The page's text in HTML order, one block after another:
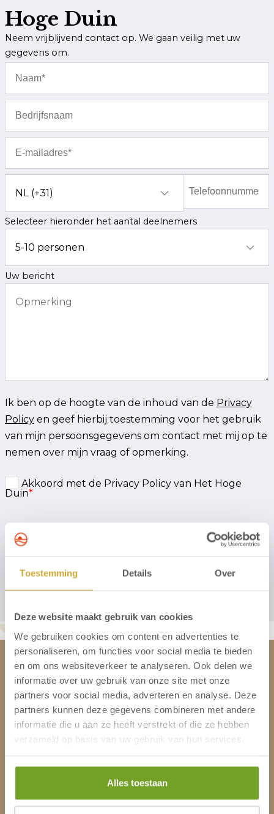
Toestemming Details Over
Deze website maakt gebruik van cookies
We gebruiken cookies om content en advertenties te
personaliseren, om functies voor social media te bieden
en om ons websiteverkeer te analyseren. Ook delen we
informatie over uw gebruik van onze site met onze
partners voor social media, adverteren en analyse. Deze
partners kunnen deze gegevens combineren met andere
informatie die u aan ze heeft verstrekt of die ze hebben
verzameld op basis van uw gebruik van hun services.
Alles toestaan
Veelgestelde vragen
Route
Hoge Duin
Neem vrijblijvend contact op. We gaan veilig met uw
gegevens om.
Selecteer hieronder het aantal deelnemers
Uw bericht
Ik ben op de hoogte van de inhoud van de Privacy
Policy en geef hierbij toestemming voor het gebruik
van mijn persoonsgegevens om contact met mij op te
nemen over mijn vraag of opmerking.
Akkoord met de Privacy Policy van Het Hoge
Duin*
Versturen
Strandhotel Het Hoge Duin
Contact
Locatie en route
Werken bij Hotel in Egmond
Adres
Rijckert Aertszweg 50